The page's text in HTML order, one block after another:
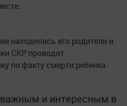
находились его родители и
СКР проводят
по факту смерти ребенка.
и интересным в